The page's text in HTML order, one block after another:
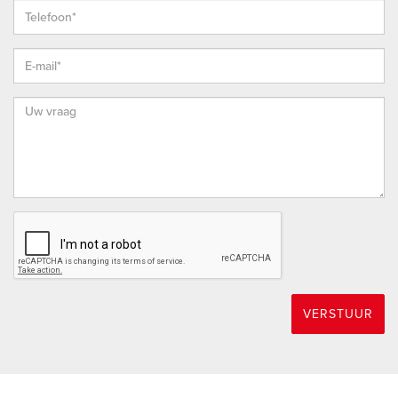
gemeente. Door de status van “Nationaal Landschap” is haar
open en landelijk karakter op de lange termijn verzekerd en
door de versterking van natuurwaarden zal het er altijd goed
wonen blijven.
authentieke sfeer van een dorp vindt u naast de landelijke
ketens een groot aantal speciaalzaken, vers-winkels en een
rijk horeca aanbod. Ook scholen zijn er in ruime mate, tot en
met voortgezet- en bijzonder onderwijs. De liefhebber van
VERSTUUR